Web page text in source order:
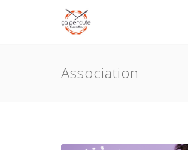
Association